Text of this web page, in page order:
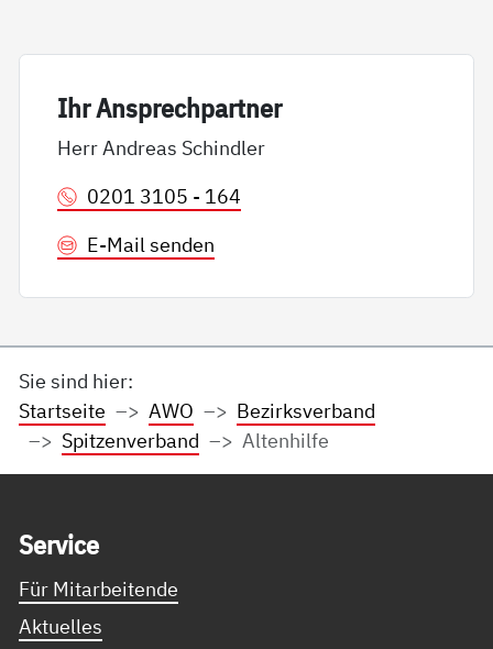
Ihr An­sp­rech­part­ner
Herr Andreas Schindler
0201 3105 - 164
E-Mail senden
Sie sind hier:
Startseite
AWO
Bezirksverband
Spitzenverband
Altenhilfe
Ser­vice
Für Mitarbeitende
Aktuelles